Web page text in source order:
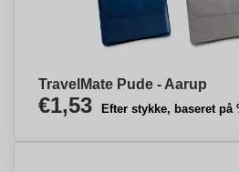
TravelMate Pude - Aarup
€1,53 Efter stykke, baseret på